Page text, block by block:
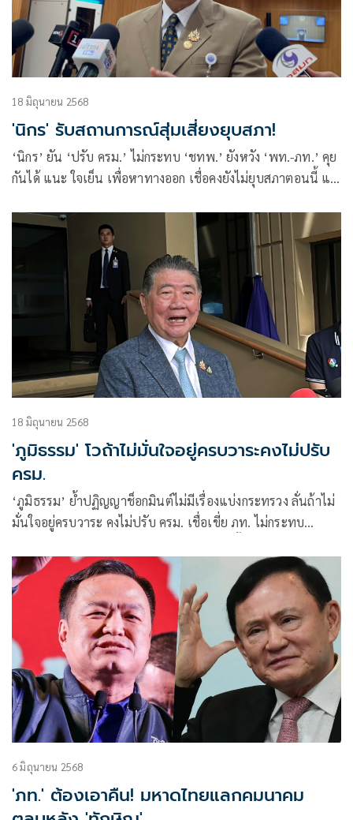
18 มิถุนายน 2568
'นิกร' รับสถานการณ์สุ่มเสี่ยงยุบสภา!
‘นิกร’ ยัน ‘ปรับ ครม.’ ไม่กระทบ ‘ชทพ.’ ยังหวัง ‘พท.-ภท.’ คุย
กันได้ แนะ ใจเย็น เพื่อหาทางออก เชื่อคงยังไม่ยุบสภาตอนนี้ แต่
18 มิถุนายน 2568
'ภูมิธรรม' โวถ้าไม่มั่นใจอยู่ครบวาระคงไม่ปรับ
ครม.
‘ภูมิธรรม’ ย้ำปฏิญญาช็อกมินต์ไม่มีเรื่องแบ่งกระทรวง ลั่นถ้าไม่
มั่นใจอยู่ครบวาระ คงไม่ปรับ ครม. เชื่อเขี่ย ภท. ไม่กระทบ
6 มิถุนายน 2568
'ภท.' ต้องเอาคืน! มหาดไทยแลกคมนาคม